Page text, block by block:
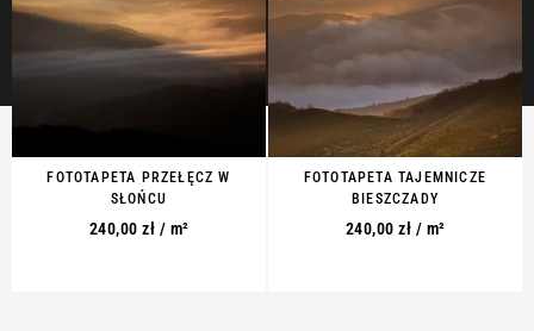
FOTOTAPETA PRZEŁĘCZ W
SŁOŃCU
240,00 zł / m²
FOTOTAPETA TAJEMNICZE
BIESZCZADY
240,00 zł / m²